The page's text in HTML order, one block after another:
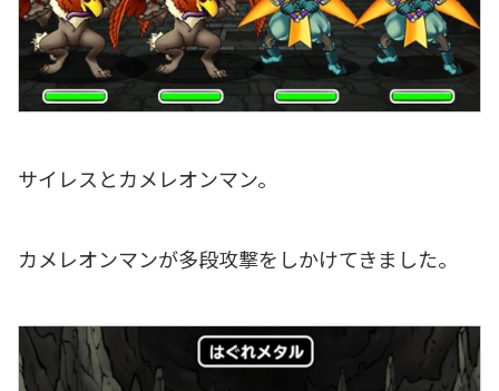
サイレスとカメレオンマン。
カメレオンマンが多段攻撃をしかけてきました。